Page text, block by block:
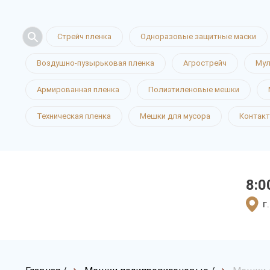
Стрейч пленка Одноразовые защитные маски
Воздушно-пузырьковая пленка Агрострейч
Армированная пленка Полиэтиленовые мешки
Техническая пленка Мешки для мусора